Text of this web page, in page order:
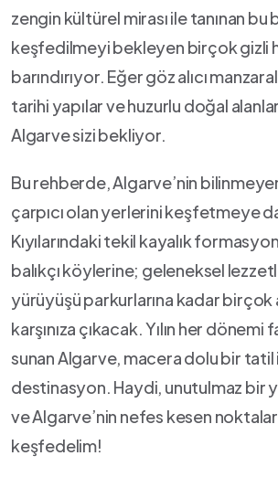
zengin kültürel mirası ile tanınan bu‍
keşfedilmeyi bekleyen birçok gizli
‍barındırıyor. Eğer göz‍ alıcı
tarihi yapılar ve huzurlu doğal‌
Algarve sizi bekliyor.
Bu‍ rehberde,‌ Algarve’nin
çarpıcı olan yerlerini keşfetmeye‍
Kıyılarındaki tekil kayalık
balıkçı ⁢köylerine; ‌geleneksel⁤
yürüyüşü parkurlarına kadar
karşınıza ​çıkacak. Yılın⁤ her dönemi
sunan‍ Algarve, ⁣macera dolu bir tatil‍
destinasyon. Haydi, unutulmaz bir
ve Algarve’nin nefes kesen
‌keşfedelim!